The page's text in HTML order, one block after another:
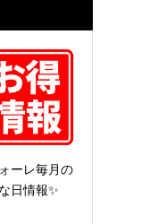
ーレ毎月の
日情報✨